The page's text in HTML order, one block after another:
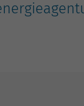
der Website
der